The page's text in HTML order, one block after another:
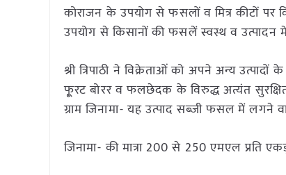
कोराजन के उपयोग से फसलों व मित्र कीटों पर
उपयोग से किसानों की फसलें स्वस्थ व उत्पादन में
श्री त्रिपाठी ने विक्रेताओं को अपने अन्य
फू्रट बोरर व फलछेदक के विरुद्ध अत्यंत सुरक्षित
ग्राम जिनामा- यह उत्पाद सब्जी फसल में लगने
जिनामा- की मात्रा 200 से 250 एमएल प्रति